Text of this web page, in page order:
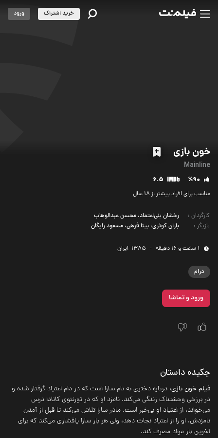
خون بازی
Mainline
%90
6.5
مناسب برای افراد بیشتر از 18 سال
کارگردان :
رخشان بنی‌اعتماد، محسن عبدالوهاب
بازیگر : باران کوثری، بیتا فرهی، مسعود رایگان
1 ساعت و 16 دقیقه -
1385 ‌ ایران
درام
ورود و تماشا
خرید اشتراک ورود
چکیده داستان
فیلم خون بازی، درباره دختری به نام سارا است که در دام اعتیاد گرفتار شده و
در برزخی وحشتناک زندگی می‌کند. نامزد او که در تورنتوی کانادا درس
می‌خواند، از اعتیاد او بی‌خبر است. مادر سارا تلاش می‌کند تا قبل از آمدن
نامزدش، او را از اعتیاد نجات دهد، ولی هر بار سارا پافشاری می‌کند که برای
آخرین بار مواد مصرف کند.